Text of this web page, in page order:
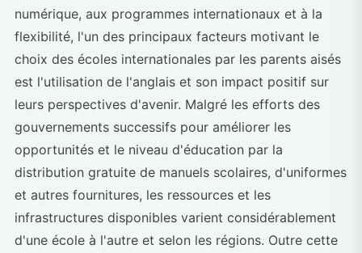
numérique, aux programmes internationaux et à la
flexibilité, l'un des principaux facteurs motivant le
choix des écoles internationales par les parents aisés
est l'utilisation de l'anglais et son impact positif sur
leurs perspectives d'avenir. Malgré les efforts des
gouvernements successifs pour améliorer les
opportunités et le niveau d'éducation par la
distribution gratuite de manuels scolaires, d'uniformes
et autres fournitures, les ressources et les
infrastructures disponibles varient considérablement
d'une école à l'autre et selon les régions. Outre cette